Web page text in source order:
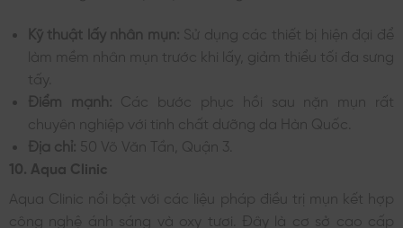
Kỹ thuật lấy nhân mụn: Sử dụng các thiết bị hiện đại để
làm mềm nhân mụn trước khi lấy, giảm thiểu tối đa sưng
tấy.
Điểm mạnh: Các bước phục hồi sau nặn mụn rất
chuyên nghiệp với tinh chất dưỡng da Hàn Quốc.
Địa chỉ: 50 Võ Văn Tần, Quận 3.
10. Aqua Clinic
Aqua Clinic nổi bật với các liệu pháp điều trị mụn kết hợp
công nghệ ánh sáng và oxy tươi. Đây là cơ sở cao cấp